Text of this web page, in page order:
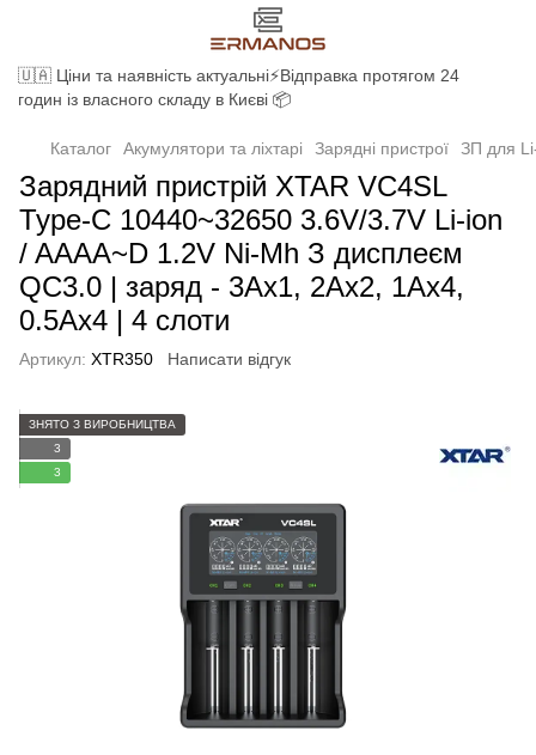
🇺🇦 Ціни та наявність актуальні⚡Відправка протягом 24
годин із власного складу в Києві 📦
Каталог Акумулятори та ліхтарі Зарядні пристрої ЗП для
Зарядний пристрій XTAR VC4SL
Type-C 10440~32650 3.6V/3.7V Li-ion
/ AAAA~D 1.2V Ni-Mh З дисплеєм
QC3.0 | заряд - 3Ax1, 2Ax2, 1Ax4,
0.5Ax4 | 4 слоти
Артикул: XTR350 Написати відгук
ЗНЯТО З ВИРОБНИЦТВА
3
3